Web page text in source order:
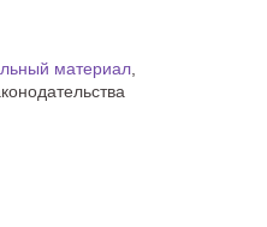
материал